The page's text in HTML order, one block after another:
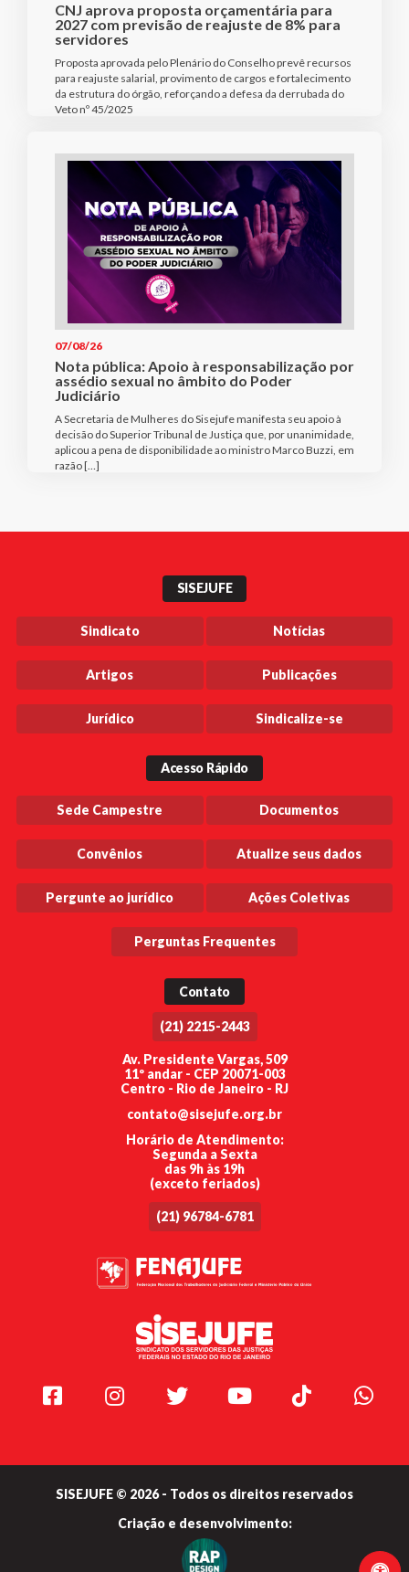
CNJ aprova proposta orçamentária para
2027 com previsão de reajuste de 8% para
servidores
Proposta aprovada pelo Plenário do Conselho prevê recursos
para reajuste salarial, provimento de cargos e fortalecimento
da estrutura do órgão, reforçando a defesa da derrubada do
Veto nº 45/2025
07/08/26
Nota pública: Apoio à responsabilização por
assédio sexual no âmbito do Poder
Judiciário
A Secretaria de Mulheres do Sisejufe manifesta seu apoio à
decisão do Superior Tribunal de Justiça que, por unanimidade,
aplicou a pena de disponibilidade ao ministro Marco Buzzi, em
razão […]
SISEJUFE
Sindicato Notícias
Artigos Publicações
Jurídico Sindicalize-se
Acesso Rápido
Sede Campestre Documentos
Convênios Atualize seus dados
Pergunte ao jurídico Ações Coletivas
Perguntas Frequentes
Contato
(21) 2215-2443
Av. Presidente Vargas, 509
11º andar - CEP 20071-003
Centro - Rio de Janeiro - RJ
contato@sisejufe.org.br
Horário de Atendimento:
Segunda a Sexta
das 9h às 19h
(exceto feriados)
(21) 96784-6781
Facebook Instagram Twitter Youtube TikTok
SISEJUFE © 2026 - Todos os direitos reservados
Criação e desenvolvimento: